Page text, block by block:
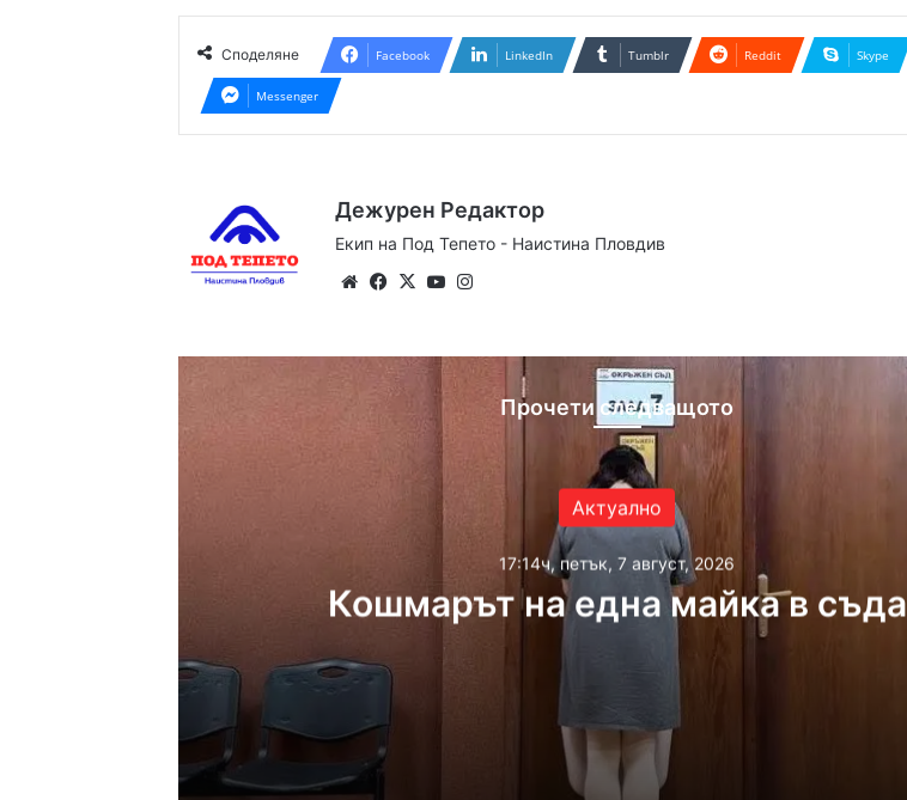
Споделяне Facebook LinkedIn Tumblr Reddit Skype
Messenger
Дежурен Редактор
Екип на Под Тепето - Наистина Пловдив
WebsiteFacebook
X YouTube
Прочети следващото
Актуално
17:14ч, петък, 7 август, 2026
Кошмарът на една майка в съда
17:14ч, петък, 7 август, 2026
Кошмарът на една майка в съда